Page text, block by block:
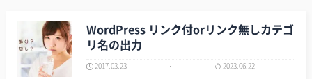
WordPress リンク付orリンク無しカテゴ
リ名の出力
2017.03.23
2023.06.22